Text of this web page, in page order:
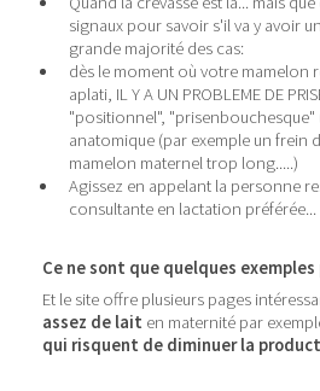
signaux pour savoir s'il va y avoir
grande majorité des cas:
dès le moment où votre mamelon
aplati, IL Y A UN PROBLEME DE
"positionnel", "prisenbouchesque"
anatomique (par exemple un frein
mamelon maternel trop long.....)
Agissez en appelant la personne
consultante en lactation préférée...
Ce ne sont que quelques
Et le site offre plusieurs pages
assez de lait en maternité par
qui risquent de diminuer la